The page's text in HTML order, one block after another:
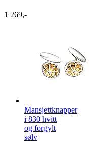
1 269,-
Mansjettknapper
i 830 hvitt
og forgylt
sølv